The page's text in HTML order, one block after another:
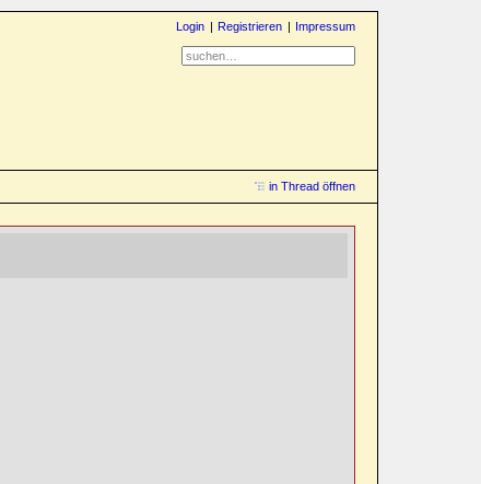
Login Registrieren Impressum
in Thread öffnen